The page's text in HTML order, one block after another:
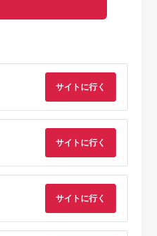
出典：楽天ふるさと納
税
沖縄県 糸満市
出典：さとふ
群馬県 桐生市
サイトに行く
サイトに行く
サイトに行く